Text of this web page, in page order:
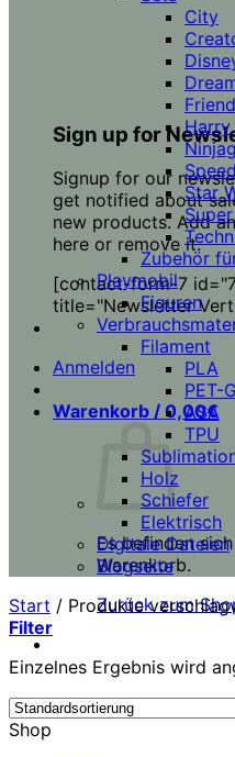
Sign up for
Signup for our
get notified about
new products. Add
here or remove it.
[contact-form-7
title="Newsletter
Anmelden
Warenkorb / 0,00€
Es befinden
Warenkorb.
Zurück zum
City
Star
Zubehör
Playmobil
Figuren
Filament
PLA
PET-G
ASA
TPU
Holz
Schiefer
Elektrisch
Digitale Dateien
Blogseite
Start / Produkte
Filter
Einzelnes Ergebnis wird
Shop